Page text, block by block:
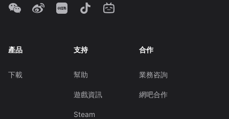
產品
下載
支持
幫助
遊戲資訊
Steam
合作
業務咨詢
網吧合作